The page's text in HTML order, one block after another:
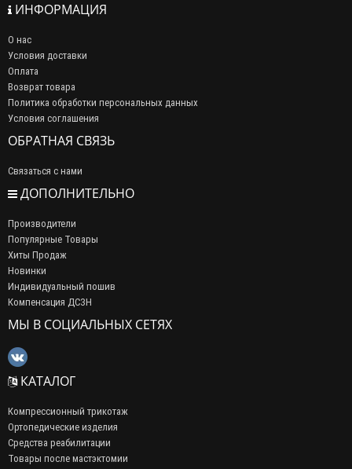
ИНФОРМАЦИЯ
О нас
Условия доставки
Оплата
Возврат товара
Политика обработки персональных данных
Условия соглашения
ОБРАТНАЯ СВЯЗЬ
Связаться с нами
ДОПОЛНИТЕЛЬНО
Производители
Популярные Товары
Хиты Продаж
Новинки
Индивидуальный пошив
Компенсация ДСЗН
МЫ В СОЦИАЛЬНЫХ СЕТЯХ
КАТАЛОГ
Компрессионный трикотаж
Ортопедические изделия
Средства реабилитации
Товары после мастэктомии